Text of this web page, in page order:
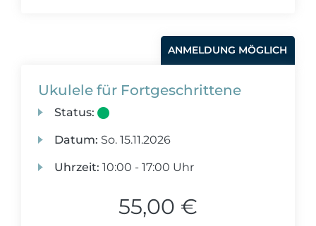
ANMELDUNG MÖGLICH
Ukulele für Fortgeschrittene
Status:
Datum: So. 15.11.2026
Uhrzeit: 10:00 - 17:00 Uhr
55,00 €